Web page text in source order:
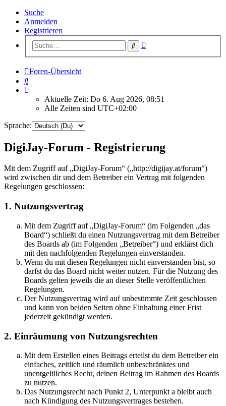
Suche
Anmelden
Registrieren
Suche
Foren-Übersicht
Suche
Aktuelle Zeit: Do 6. Aug 2026, 08:51
Alle Zeiten sind UTC+02:00
Sprache:
DigiJay-Forum - Registrierung
Mit dem Zugriff auf „DigiJay-Forum“ („http://digijay.at/forum“)
wird zwischen dir und dem Betreiber ein Vertrag mit folgenden
Regelungen geschlossen:
1. Nutzungsvertrag
Mit dem Zugriff auf „DigiJay-Forum“ (im Folgenden „das
Board“) schließt du einen Nutzungsvertrag mit dem Betreiber
des Boards ab (im Folgenden „Betreiber“) und erklärst dich
mit den nachfolgenden Regelungen einverstanden.
Wenn du mit diesen Regelungen nicht einverstanden bist, so
darfst du das Board nicht weiter nutzen. Für die Nutzung des
Boards gelten jeweils die an dieser Stelle veröffentlichten
Regelungen.
Der Nutzungsvertrag wird auf unbestimmte Zeit geschlossen
und kann von beiden Seiten ohne Einhaltung einer Frist
jederzeit gekündigt werden.
2. Einräumung von Nutzungsrechten
Mit dem Erstellen eines Beitrags erteilst du dem Betreiber ein
einfaches, zeitlich und räumlich unbeschränktes und
unentgeltliches Recht, deinen Beitrag im Rahmen des Boards
zu nutzen.
Das Nutzungsrecht nach Punkt 2, Unterpunkt a bleibt auch
nach Kündigung des Nutzungsvertrages bestehen.